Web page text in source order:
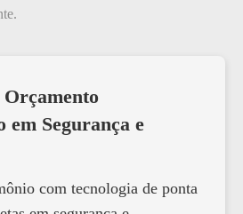
Orçamento
em Segurança e
com tecnologia de ponta